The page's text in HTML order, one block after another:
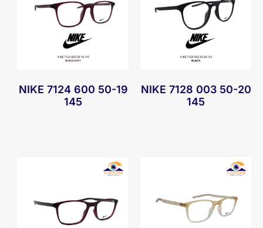
NIKE 7124 600 50-19
145
NIKE 7128 003 50-20
145